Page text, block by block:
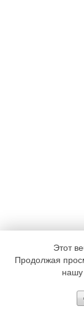
Этот
Продолжая
нашу